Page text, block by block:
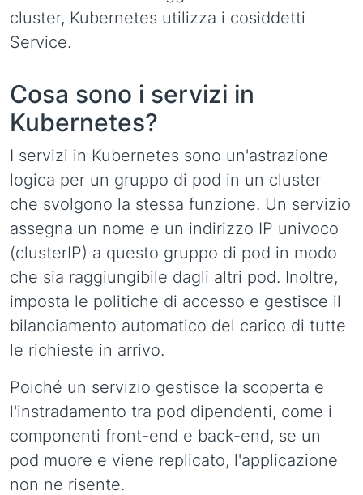
cluster, Kubernetes utilizza i cosiddetti
Service.
Cosa sono i servizi in
Kubernetes?
I servizi in Kubernetes sono un'astrazione
logica per un gruppo di pod in un cluster
che svolgono la stessa funzione. Un servizio
assegna un nome e un indirizzo IP univoco
(clusterIP) a questo gruppo di pod in modo
che sia raggiungibile dagli altri pod. Inoltre,
imposta le politiche di accesso e gestisce il
bilanciamento automatico del carico di tutte
le richieste in arrivo.
Poiché un servizio gestisce la scoperta e
l'instradamento tra pod dipendenti, come i
componenti front-end e back-end, se un
pod muore e viene replicato, l'applicazione
non ne risente.